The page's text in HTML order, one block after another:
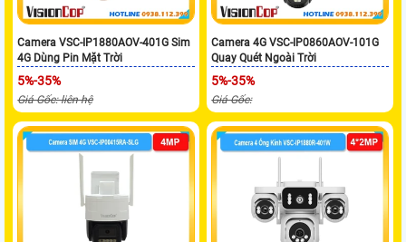
Camera VSC-IP1880AOV-401G Sim
4G Dùng Pin Mặt Trời
5%-35%
Giá Gốc: liên hệ
Camera 4G VSC-IP0860AOV-101G
Quay Quét Ngoài Trời
5%-35%
Giá Gốc: